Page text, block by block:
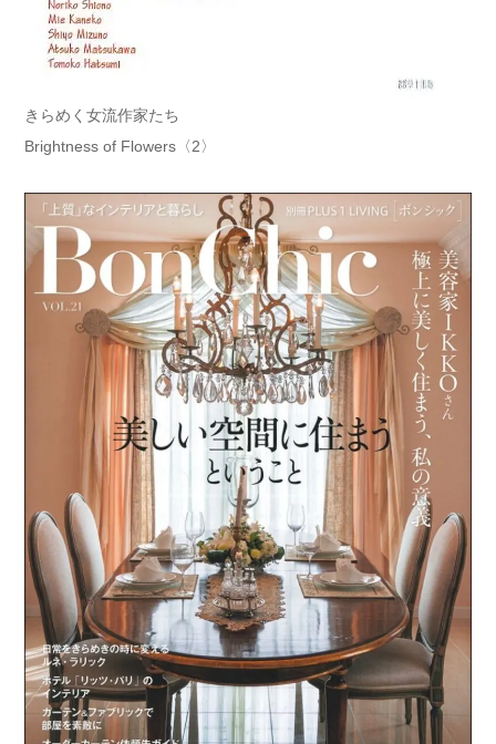
きらめく女流作家たち
Brightness of Flowers〈2〉